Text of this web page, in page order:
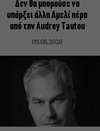
Δεν θα μπορούσε να
υπάρξει άλλη Αμελί πέρα
από την Audrey Tautou
09.08.2026